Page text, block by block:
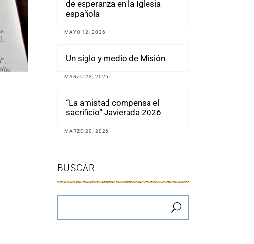
de esperanza en la Iglesia
española
MAYO 12, 2026
Un siglo y medio de Misión
MARZO 23, 2026
“La amistad compensa el
sacrificio” Javierada 2026
MARZO 20, 2026
BUSCAR